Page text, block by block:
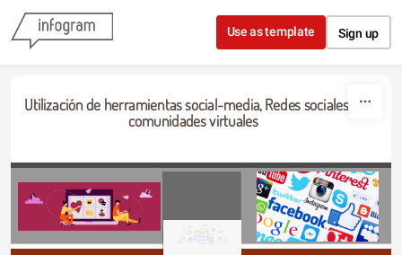
Skip to content
Use as template Sign up
Utilización de herramientas social-media, Redes sociales y
comunidades virtuales